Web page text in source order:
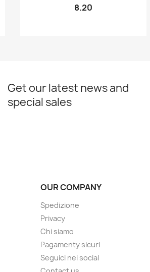
8.20
Get our latest news and
special sales
OUR COMPANY
Spedizione
Privacy
Chi siamo
Pagamenty sicuri
Seguici nei social